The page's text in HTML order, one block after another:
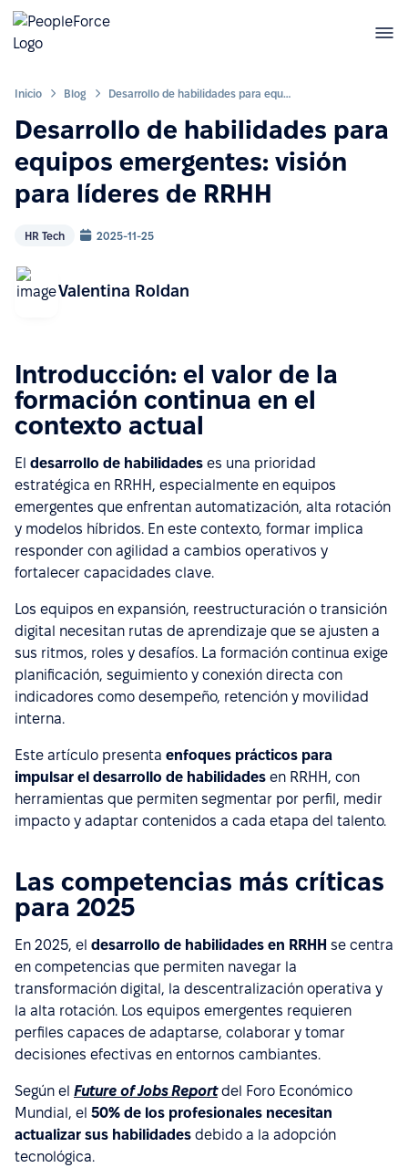
Inicio Blog Desarrollo de habilidades para equipos emergentes: visión para líderes de RRHH
Desarrollo de habilidades para
equipos emergentes: visión
para líderes de RRHH
HR Tech 2025-11-25
Valentina Roldan
Introducción: el valor de la
formación continua en el
contexto actual
El desarrollo de habilidades es una prioridad
estratégica en RRHH, especialmente en equipos
emergentes que enfrentan automatización, alta rotación
y modelos híbridos. En este contexto, formar implica
responder con agilidad a cambios operativos y
fortalecer capacidades clave.
Los equipos en expansión, reestructuración o transición
digital necesitan rutas de aprendizaje que se ajusten a
sus ritmos, roles y desafíos. La formación continua exige
planificación, seguimiento y conexión directa con
indicadores como desempeño, retención y movilidad
interna.
Este artículo presenta enfoques prácticos para
impulsar el desarrollo de habilidades en RRHH, con
herramientas que permiten segmentar por perfil, medir
impacto y adaptar contenidos a cada etapa del talento.
Las competencias más críticas
para 2025
En 2025, el desarrollo de habilidades en RRHH se centra
en competencias que permiten navegar la
transformación digital, la descentralización operativa y
la alta rotación. Los equipos emergentes requieren
perfiles capaces de adaptarse, colaborar y tomar
decisiones efectivas en entornos cambiantes.
Según el Future of Jobs Reportdel Foro Económico
Mundial, el 50% de los profesionales necesitan
actualizar sus habilidades debido a la adopción
tecnológica.